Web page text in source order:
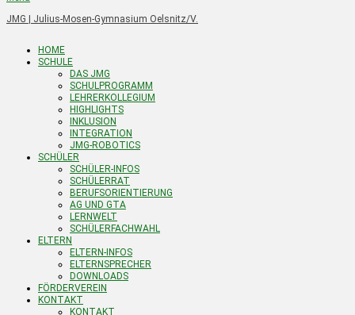
JMG | Julius-Mosen-Gymnasium Oelsnitz/V.
HOME
SCHULE
DAS JMG
SCHULPROGRAMM
LEHRERKOLLEGIUM
HIGHLIGHTS
INKLUSION
INTEGRATION
JMG-ROBOTICS
SCHÜLER
SCHÜLER-INFOS
SCHÜLERRAT
BERUFSORIENTIERUNG
AG UND GTA
LERNWELT
SCHÜLERFACHWAHL
ELTERN
ELTERN-INFOS
ELTERNSPRECHER
DOWNLOADS
FÖRDERVEREIN
KONTAKT
KONTAKT